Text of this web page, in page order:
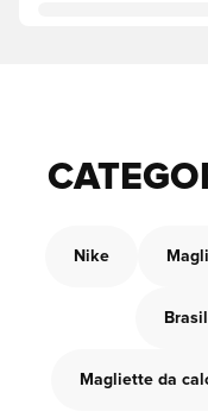
Nike
Magliette da